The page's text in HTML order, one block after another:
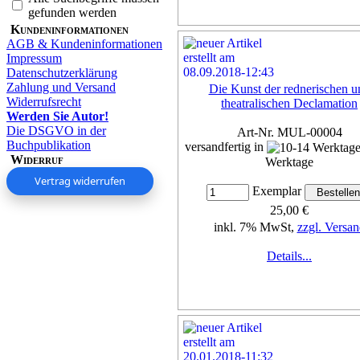
gefunden werden
Kundeninformationen
AGB & Kundeninformationen
Impressum
Datenschutzerklärung
Zahlung und Versand
Widerrufsrecht
Werden Sie Autor!
Die DSGVO in der
Buchpublikation
Widerruf
Vertrag widerrufen
Die Kunst der rednerischen
theatralischen Declamation
Art-Nr. MUL-00004
versandfertig in
Werktage
Exemplar
25,00 €
inkl. 7% MwSt, zzgl.
Details...